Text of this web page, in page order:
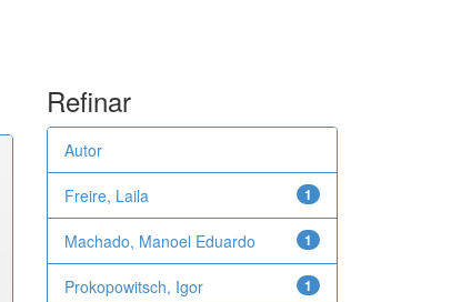
Refinar
Autor
1
Freire, Laila
1
Machado, Manoel Eduardo
1
Prokopowitsch, Igor